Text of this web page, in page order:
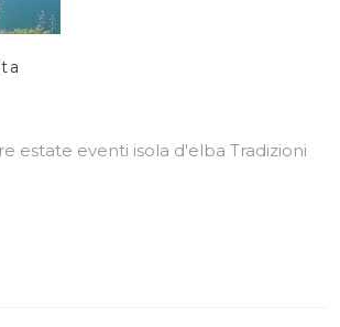
estate eventi isola d'elba Tradizioni